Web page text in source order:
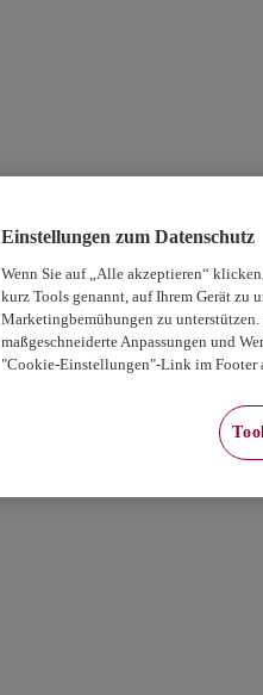
Einstellungen zum Datenschutz
Wenn Sie auf „Alle akzeptieren“
kurz Tools genannt, auf Ihrem Gerät zu
Marketingbemühungen zu unterstützen.
maßgeschneiderte Anpassungen und
"Cookie-Einstellungen"-Link im Footer